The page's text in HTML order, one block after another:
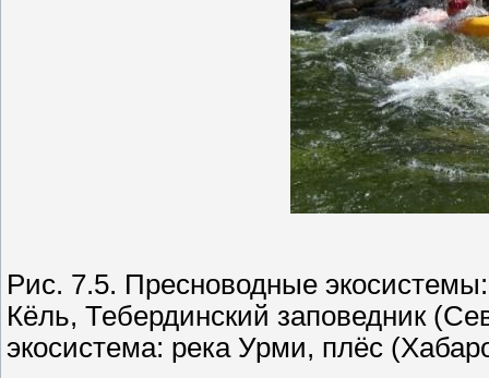
Рис. 7.5. Пресноводные
Кёль, Тебердинский заповедник
экосистема: река Урми, плёс